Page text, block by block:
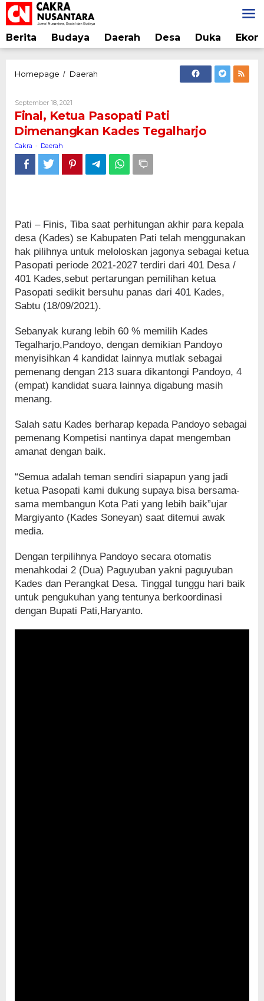
Lewati
ke
konten
Berita Budaya Daerah Desa Duka
Homepage / Daerah
Dimenangkan
Kades
September 18, 2021
Final, Ketua Pasopati Pati
Dimenangkan Kades Tegalharjo
Cakra - Daerah
Pati – Finis, Tiba saat perhitungan akhir para kepala
desa (Kades) se Kabupaten Pati telah menggunakan
hak pilihnya untuk meloloskan jagonya sebagai ketua
Pasopati periode 2021-2027 terdiri dari 401 Desa /
401 Kades,sebut pertarungan pemilihan ketua
Pasopati sedikit bersuhu panas dari 401 Kades,
Sabtu (18/09/2021).
Sebanyak kurang lebih 60 % memilih Kades
Tegalharjo,Pandoyo, dengan demikian Pandoyo
menyisihkan 4 kandidat lainnya mutlak sebagai
pemenang dengan 213 suara dikantongi Pandoyo, 4
(empat) kandidat suara lainnya digabung masih
menang.
Salah satu Kades berharap kepada Pandoyo sebagai
pemenang Kompetisi nantinya dapat mengemban
amanat dengan baik.
“Semua adalah teman sendiri siapapun yang jadi
ketua Pasopati kami dukung supaya bisa bersama-
sama membangun Kota Pati yang lebih baik”ujar
Margiyanto (Kades Soneyan) saat ditemui awak
media.
Dengan terpilihnya Pandoyo secara otomatis
menahkodai 2 (Dua) Paguyuban yakni paguyuban
Kades dan Perangkat Desa. Tinggal tunggu hari baik
untuk pengukuhan yang tentunya berkoordinasi
dengan Bupati Pati,Haryanto.